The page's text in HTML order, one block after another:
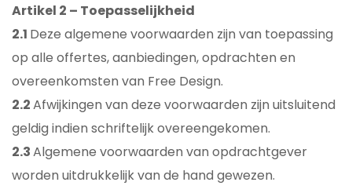
Artikel 2 – Toepasselijkheid
2.1 Deze algemene voorwaarden zijn van toepassing
op alle offertes, aanbiedingen, opdrachten en
overeenkomsten van Free Design.
2.2Afwijkingen van deze voorwaarden zijn uitsluitend
geldig indien schriftelijk overeengekomen.
2.3Algemene voorwaarden van opdrachtgever
worden uitdrukkelijk van de hand gewezen.